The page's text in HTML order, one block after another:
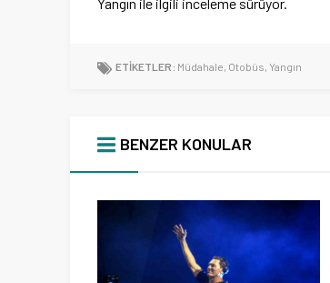
ETİKETLER: Müdahale, Otobüs, Yangın
BENZER KONULAR